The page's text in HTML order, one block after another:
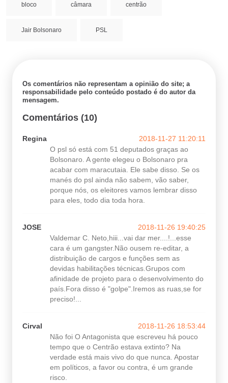
bloco câmara centrão
Jair Bolsonaro PSL
Os comentários não representam a opinião do site; a
responsabilidade pelo conteúdo postado é do autor da
mensagem.
Comentários (10)
Regina
2018-11-27 11:20:11
O psl só está com 51 deputados graças ao
Bolsonaro. A gente elegeu o Bolsonaro pra
acabar com maracutaia. Ele sabe disso. Se os
manés do psl ainda não sabem, vão saber,
porque nós, os eleitores vamos lembrar disso
para eles, todo dia toda hora.
JOSE
2018-11-26 19:40:25
Valdemar C. Neto,hiii...vai dar mer....!...esse
cara é um gangster.Não ousem re-editar, a
distribuição de cargos e funções sem as
devidas habilitações técnicas.Grupos com
afinidade de projeto para o desenvolvimento do
país.Fora disso é "golpe".Iremos as ruas,se for
preciso!...
Cirval
2018-11-26 18:53:44
Não foi O Antagonista que escreveu há pouco
tempo que o Centrão estava extinto? Na
verdade está mais vivo do que nunca. Apostar
em políticos, a favor ou contra, é um grande
risco.